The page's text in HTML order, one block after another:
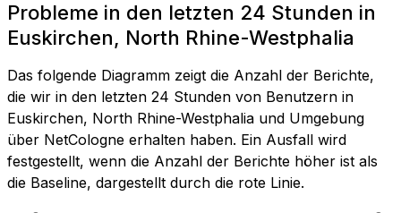
Probleme in den letzten 24 Stunden in
Euskirchen, North Rhine-Westphalia
Das folgende Diagramm zeigt die Anzahl der Berichte,
die wir in den letzten 24 Stunden von Benutzern in
Euskirchen, North Rhine-Westphalia und Umgebung
über NetCologne erhalten haben. Ein Ausfall wird
festgestellt, wenn die Anzahl der Berichte höher ist als
die Baseline, dargestellt durch die rote Linie.